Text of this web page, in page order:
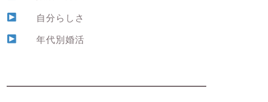
自分らしさ
年代別婚活